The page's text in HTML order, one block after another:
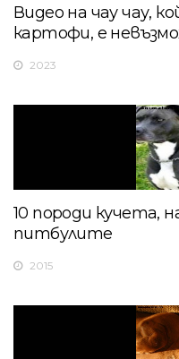
Видео на чау чау,
картофи, е
2023
10 породи кучета,
питбулите
2015